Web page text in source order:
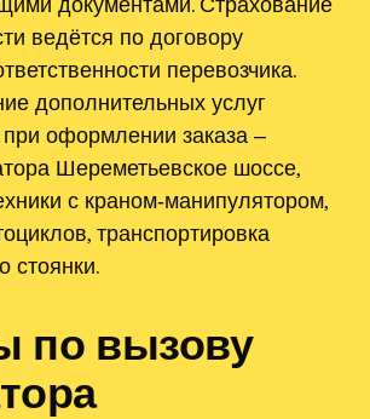
ведётся по договору
перевозчика.
дополнительных услуг
при оформлении заказа ‒
Шереметьевское шоссе,
с краном‑манипулятором,
транспортировка
стоянки.
по вызову